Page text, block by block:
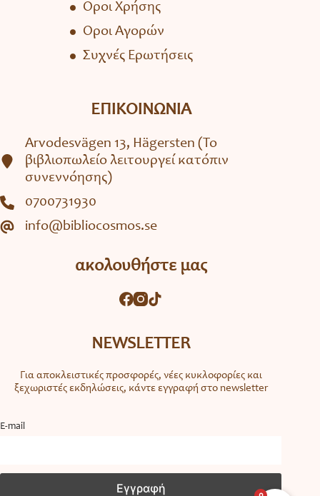
Όροι Χρήσης
Όροι Αγορών
Συχνές Ερωτήσεις
ΕΠΙΚΟΙΝΩΝΙΑ
Arvodesvägen 13, Hägersten (To
βιβλιοπωλείο λειτουργεί κατόπιν
συνεννόησης)
0700731930
info@bibliocosmos.se
ακολουθήστε μας
NEWSLETTER
Για αποκλειστικές προσφορές, νέες κυκλοφορίες και
ξεχωριστές εκδηλώσεις, κάντε εγγραφή στο newsletter
Ε-mail